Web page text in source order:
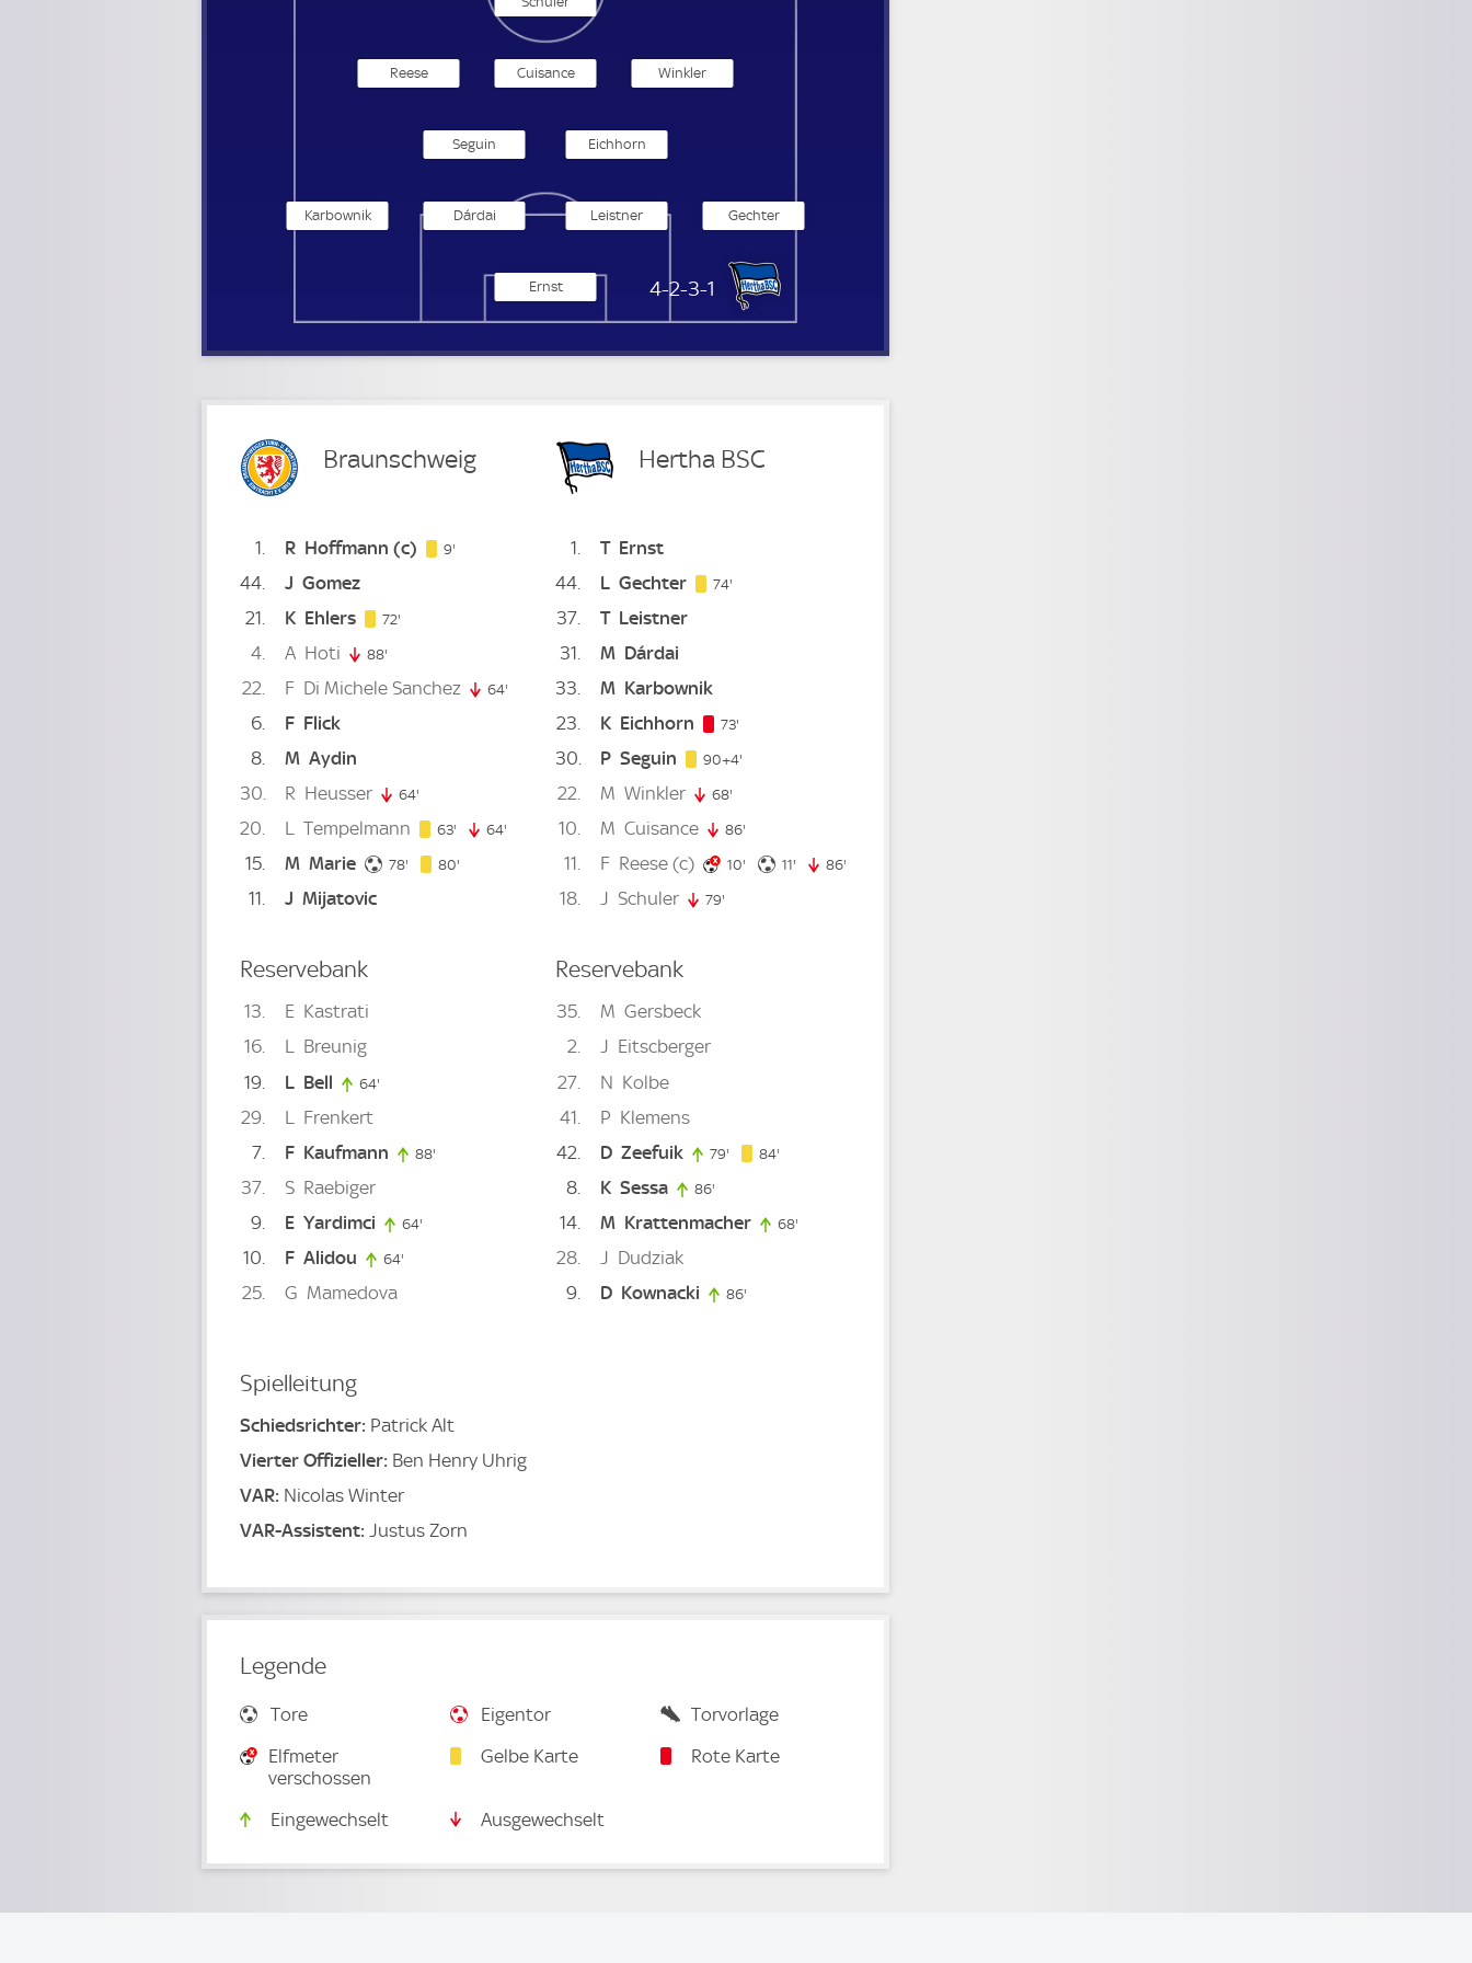
Hertha BSC
4-2-3-1
Ernst
Gechter
Leistner
Dárdai
Karbownik
Eichhorn
Seguin
Winkler
Cuisance
Reese
Braunschweig
1 R Hoffmann (c) 9'
44 J Gomez
21
K Ehlers 72'
4 A Hoti 88'
22 F Di Michele Sanchez 64' 64. minute
6 F Flick
8
M Aydin
30
R Heusser 64'
20 L Tempelmann 63' 63. minute
64' 64. minute
15 M Marie 78' 78. minute
80'
11 J Mijatovic
Reservebank
13 E Kastrati
16
L Breunig
19
L Bell 64'
29 L
Frenkert
7
F Kaufmann 88'
37 S Raebiger
9
E Yardimci 64'
10 F Alidou 64'
25 G Mamedova
Hertha BSC
1 T Ernst
44
L Gechter 74'
37 T Leistner
31
M Dárdai
33
M Karbownik
23
K Eichhorn 73'
30 P Seguin 90+4'
22 M Winkler 68'
10 M Cuisance 86'
11 F Reese(c) 10' 10. minute
11' 11. minute
86'
18 J Schuler 79'
Reservebank
35 M Gersbeck
2
J Eitscberger
27
N Kolbe
41
P Klemens
42
D Zeefuik 79' 79. minute
84'
8 K Sessa 86'
14 M Krattenmacher 68'
28 J Dudziak
9
D Kownacki 86'
Spielleitung
Schiedsrichter: Patrick Alt
Vierter Offizieller: Ben Henry Uhrig
VAR: Nicolas Winter
VAR-Assistent: Justus Zorn
Legende
Tore Eigentor
Torvorlage
Elfmeter
verschossen
Gelbe Karte Rote Karte
Eingewechselt Ausgewechselt